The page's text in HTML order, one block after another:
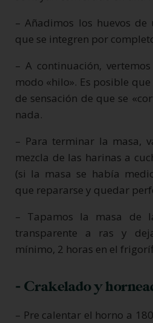
– Añadimos los huevos
que se integren por
– A continuación,
modo «hilo». Es posible
de sensación de que se
nada.
– Para terminar la masa,
mezcla de las harinas a
(si la masa se había
que repararse y quedar
– Tapamos la masa de
transparente a ras y
mínimo, 2 horas en el
- Crakelado y
– Pre calentar el horno a